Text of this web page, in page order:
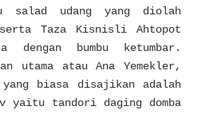
udang yang diolah
serta Taza Kisnisli Ahtopot
bumbu ketumbar.
utama atau Ana Yemekler,
yang biasa disajikan adalah
yaitu tandori daging domba